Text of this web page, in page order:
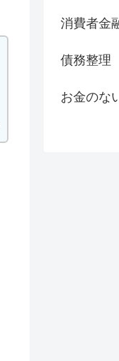
消費者金
債務整理
お金のな